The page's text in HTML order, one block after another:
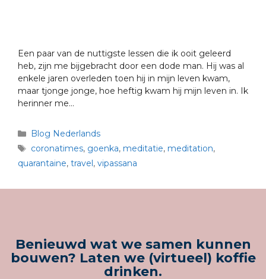
Een paar van de nuttigste lessen die ik ooit geleerd
heb, zijn me bijgebracht door een dode man. Hij was al
enkele jaren overleden toen hij in mijn leven kwam,
maar tjonge jonge, hoe heftig kwam hij mijn leven in. Ik
herinner me…
Blog Nederlands
coronatimes, goenka, meditatie, meditation,
quarantaine, travel, vipassana
Benieuwd wat we samen kunnen
bouwen? Laten we (virtueel) koffie
drinken.